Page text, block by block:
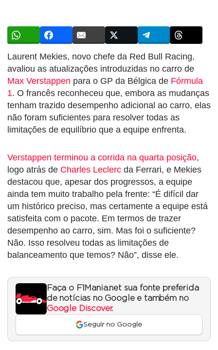
Laurent Mekies, novo chefe da Red Bull Racing,
avaliou as atualizações introduzidas no carro de
Max Verstappen para o GP da Bélgica de Fórmula
1. O francês reconheceu que, embora as mudanças
tenham trazido desempenho adicional ao carro, elas
não foram suficientes para resolver todas as
limitações de equilíbrio que a equipe enfrenta.
Verstappen terminou a corrida na quarta posição,
logo atrás de Charles Leclerc da Ferrari, e Mekies
destacou que, apesar dos progressos, a equipe
ainda tem muito trabalho pela frente: “É difícil dar
um histórico preciso, mas certamente a equipe está
satisfeita com o pacote. Em termos de trazer
desempenho ao carro, sim. Mas foi o suficiente?
Não. Isso resolveu todas as limitações de
balanceamento que temos? Não”, disse ele.
Faça o F1Mania.net sua fonte preferida
de notícias no Google e também no
Google Discover.
Seguir no Google